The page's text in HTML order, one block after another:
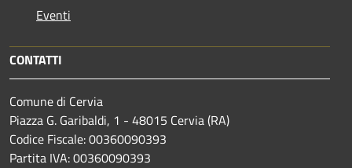
Eventi
CONTATTI
Comune di Cervia
Piazza G. Garibaldi, 1 - 48015 Cervia (RA)
Codice Fiscale: 00360090393
Partita IVA: 00360090393